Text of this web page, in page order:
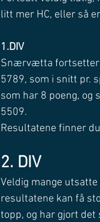
litt mer HC, eller så
1.DIV
Snærvætta fortsetter
5789, som i snitt pr.
som har 8 poeng, og
5509.
Resultatene finner du
2. DIV
Veldig mange
resultatene kan få
topp, og har gjort det